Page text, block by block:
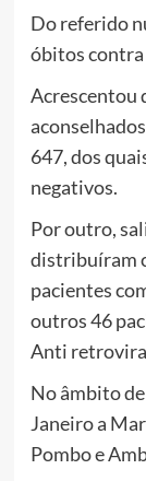
Do referido
óbitos
Acrescentou
647, dos
negativos.
Por outro,
distribuíram
pacientes
outros 46
Anti
No âmbito
Janeiro a
Pombo e